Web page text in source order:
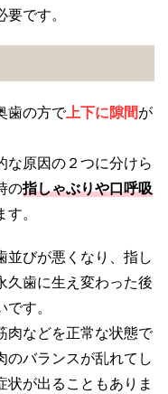
です。
歯の方で上下に隙間が
な原因の２つに分けら
の指しゃぶりや口呼吸
。
並びが悪くなり、指し
久歯に生え変わった後
す。
肉などを正常な状態で
のバランスが乱れてし
状が出ることもありま